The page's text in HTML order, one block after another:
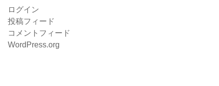
ログイン
投稿フィード
コメントフィード
WordPress.org